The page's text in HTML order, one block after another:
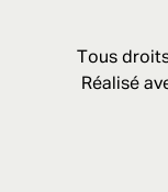
Tous
Réalisé